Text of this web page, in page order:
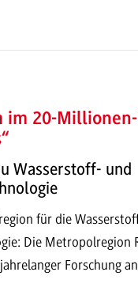
im 20-
Wasserstoff- und
für die
Die Metropolregion
Forschung